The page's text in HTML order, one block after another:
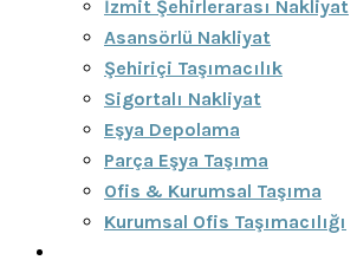
İzmit Şehirlerarası Nakliyat
Asansörlü Nakliyat
Şehiriçi Taşımacılık
Sigortalı Nakliyat
Eşya Depolama
Parça Eşya Taşıma
Ofis & Kurumsal Taşıma
Kurumsal Ofis Taşımacılığı